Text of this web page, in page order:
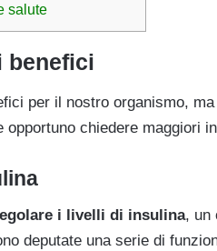
salute
benefici
per il nostro organismo,
opportuno chiedere maggiori
i livelli di insulina, un
deputate una serie di